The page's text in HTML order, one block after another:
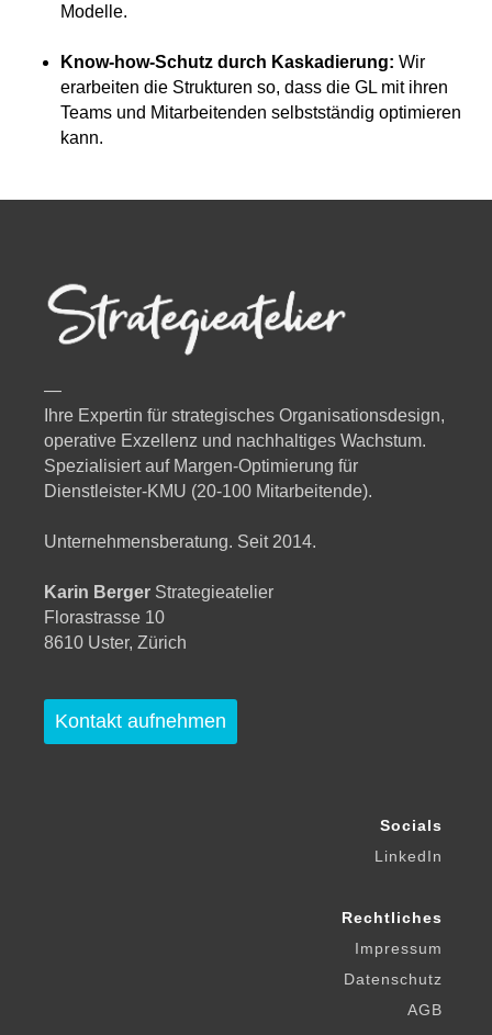
Modelle.
Know-how-Schutz durch Kaskadierung: Wir
erarbeiten die Strukturen so, dass die GL mit ihren
Teams und Mitarbeitenden selbstständig optimieren
kann.
—
Ihre Expertin für strategisches Organisationsdesign,
operative Exzellenz und nachhaltiges Wachstum.
Spezialisiert auf Margen-Optimierung für
Dienstleister-KMU (20-100 Mitarbeitende).
Unternehmensberatung. Seit 2014.
Karin Berger Strategieatelier
Florastrasse 10
8610 Uster, Zürich
Kontakt aufnehmen
Socials
LinkedIn
Rechtliches
Impressum
Datenschutz
AGB